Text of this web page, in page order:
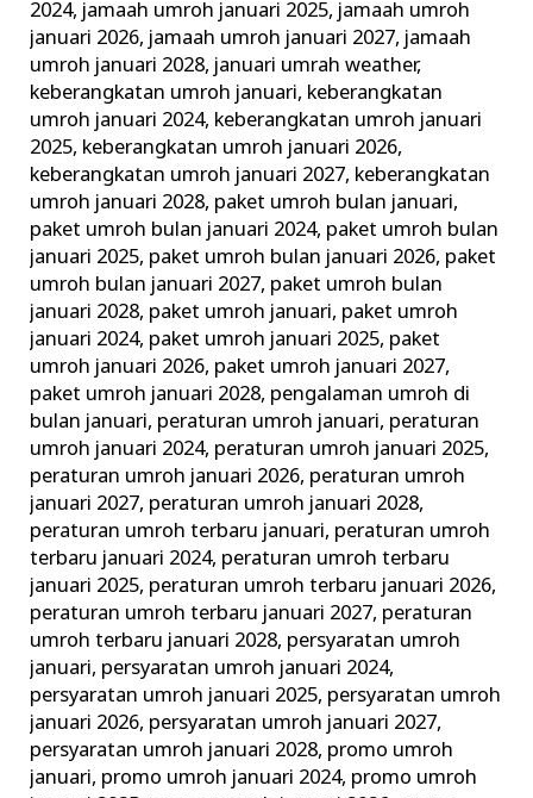
2024, jamaah umroh januari 2025, jamaah umroh
januari 2026, jamaah umroh januari 2027, jamaah
umroh januari 2028, januari umrah weather,
keberangkatan umroh januari, keberangkatan
umroh januari 2024, keberangkatan umroh januari
2025, keberangkatan umroh januari 2026,
keberangkatan umroh januari 2027, keberangkatan
umroh januari 2028, paket umroh bulan januari,
paket umroh bulan januari 2024, paket umroh bulan
januari 2025, paket umroh bulan januari 2026, paket
umroh bulan januari 2027, paket umroh bulan
januari 2028, paket umroh januari, paket umroh
januari 2024, paket umroh januari 2025, paket
umroh januari 2026, paket umroh januari 2027,
paket umroh januari 2028, pengalaman umroh di
bulan januari, peraturan umroh januari, peraturan
umroh januari 2024, peraturan umroh januari 2025,
peraturan umroh januari 2026, peraturan umroh
januari 2027, peraturan umroh januari 2028,
peraturan umroh terbaru januari, peraturan umroh
terbaru januari 2024, peraturan umroh terbaru
januari 2025, peraturan umroh terbaru januari 2026,
peraturan umroh terbaru januari 2027, peraturan
umroh terbaru januari 2028, persyaratan umroh
januari, persyaratan umroh januari 2024,
persyaratan umroh januari 2025, persyaratan umroh
januari 2026, persyaratan umroh januari 2027,
persyaratan umroh januari 2028, promo umroh
januari, promo umroh januari 2024, promo umroh